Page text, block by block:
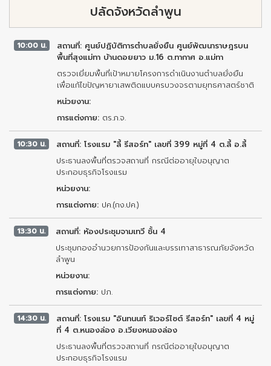
ปลัดจังหวัดลำพูน
10:00 น.
สถานที่: ศูนย์ปฏิบัติการตำบลยั่งยืน ศูนย์พัฒนาราษฎรบน
พื้นที่สุงแม่ทา บ้านดอยยาว ม.16 ต.ทากาศ อ.แม่ทา
ตรวจเยี่ยมพื้นที่เป้าหมายโครงการดำเนินงานตำบลยั่งยืน
เพื่อแก้ไขปัญหายาเสพติดแบบครบวงจรตามยุทธศาสตร์ชาติ
หน่วยงาน:
การแต่งกาย:ตร.ภ.จ.
10:30 น.
สถานที่: โรงแรม "ลี้ รีสอร์ท" เลขที่ 399 หมู่ที่ 4 ต.ลี้ อ.ลี้
ประธานลงพื้นที่ตรวจสถานที่ กรณีต่ออายุใบอนุญาต
ประกอบธุรกิจโรงแรม
หน่วยงาน:
การแต่งกาย:ปค.(กง.ปค.)
13:30 น.
สถานที่: ห้องประชุมจามเทวี ชั้น 4
ประชุมกองอำนวยการป้องกันและบรรเทาสาธารณภัยจังหวัด
ลำพูน
หน่วยงาน:
การแต่งกาย:ปภ.
14:30 น.
สถานที่: โรงแรม "อินทนนท์ ริเวอร์ไซต์ รีสอร์ท" เลขที่ 4 หมู่
ที่ 4 ต.หนองล่อง อ.เวียงหนองล่อง
ประธานลงพื้นที่ตรวจสถานที่ กรณีต่ออายุใบอนุญาต
ประกอบธุรกิจโรงแรม